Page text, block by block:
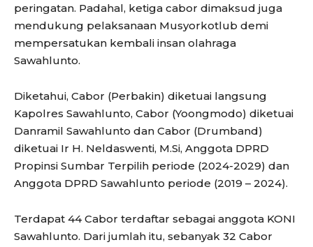
peringatan. Padahal, ketiga cabor dimaksud juga
mendukung pelaksanaan Musyorkotlub demi
mempersatukan kembali insan olahraga
Sawahlunto.
Diketahui, Cabor (Perbakin) diketuai langsung
Kapolres Sawahlunto, Cabor (Yoongmodo) diketuai
Danramil Sawahlunto dan Cabor (Drumband)
diketuai Ir H. Neldaswenti, M.Si, Anggota DPRD
Propinsi Sumbar Terpilih periode (2024-2029) dan
Anggota DPRD Sawahlunto periode (2019 – 2024).
Terdapat 44 Cabor terdaftar sebagai anggota KONI
Sawahlunto. Dari jumlah itu, sebanyak 32 Cabor